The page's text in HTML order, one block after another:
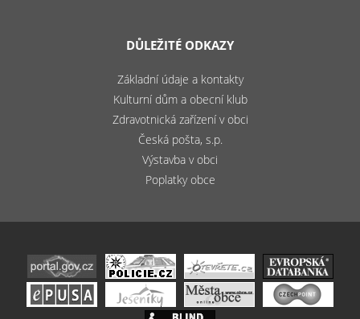
DŮLEŽITÉ ODKAZY
Základní údaje a kontakty
Kulturní dům a obecní klub
Zdravotnická zařízení v obci
Česká pošta, s.p.
Výstavba v obci
Poplatky obce